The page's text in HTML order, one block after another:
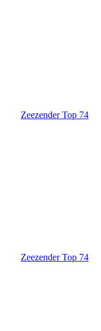
Zeezender Top 74
Zeezender Top 74